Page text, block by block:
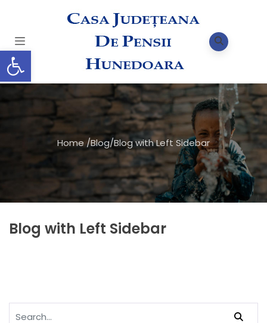
Home/Blog/Blog with Left Sidebar
Blog with Left Sidebar
Deschide bara de unelte